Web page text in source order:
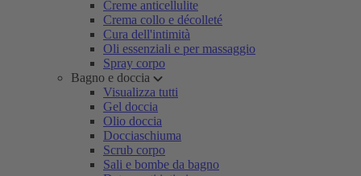
Creme anticellulite
Crema collo e décolleté
Cura dell'intimità
Oli essenziali e per massaggio
Spray corpo
Bagno e doccia
Visualizza tutti
Gel doccia
Olio doccia
Docciaschiuma
Scrub corpo
Sali e bombe da bagno